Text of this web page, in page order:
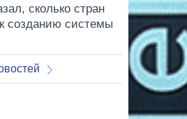
сколько стран
созданию системы